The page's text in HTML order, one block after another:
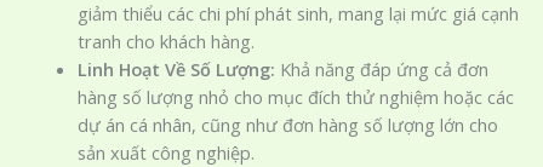
giảm thiểu các chi phí phát sinh, mang lại mức giá cạnh
tranh cho khách hàng.
Linh Hoạt Về Số Lượng: Khả năng đáp ứng cả đơn
hàng số lượng nhỏ cho mục đích thử nghiệm hoặc các
dự án cá nhân, cũng như đơn hàng số lượng lớn cho
sản xuất công nghiệp.